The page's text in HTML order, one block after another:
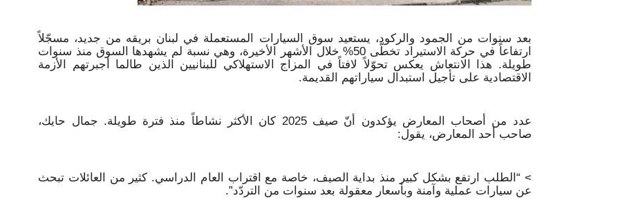
بعد سنوات من الجمود والركود، يستعيد سوق السيارات المستعملة في لبنان بريقه من جديد، مسجّلاً
ارتفاعاً في حركة الاستيراد تخطّى 50% خلال الأشهر الأخيرة، وهي نسبة لم يشهدها السوق منذ سنوات
طويلة. هذا الانتعاش يعكس تحوّلاً لافتاً في المزاج الاستهلاكي للبنانيين الذين طالما أجبرتهم الأزمة
الاقتصادية على تأجيل استبدال سياراتهم القديمة.
عدد من أصحاب المعارض يؤكدون أنّ صيف 2025 كان الأكثر نشاطاً منذ فترة طويلة. جمال حايك،
صاحب أحد المعارض، يقول:
> “الطلب ارتفع بشكل كبير منذ بداية الصيف، خاصة مع اقتراب العام الدراسي. كثير من العائلات تبحث
عن سيارات عملية وآمنة وبأسعار معقولة بعد سنوات من التردّد”.